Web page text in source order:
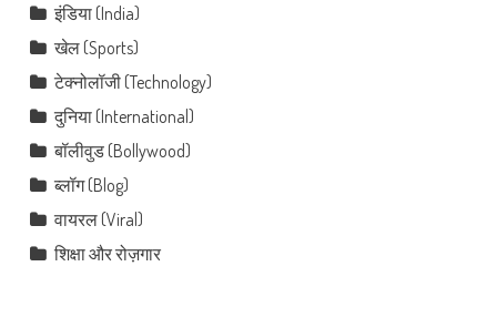
इंडिया (India)
खेल (Sports)
टेक्नोलॉजी (Technology)
दुनिया (International)
बॉलीवुड (Bollywood)
ब्लॉग (Blog)
वायरल (Viral)
शिक्षा और रोज़गार